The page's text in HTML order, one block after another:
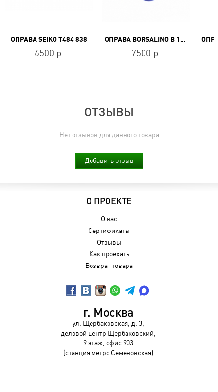
ОПРАВА SEIKO T484 838
6500 р.
ОПРАВА BORSALINO B 146 C2
7500 р.
ОТЗЫВЫ
Нет отзывов для данного товара
Добавить отзыв
О ПРОЕКТЕ
О нас
Сертификаты
Отзывы
Как проехать
Возврат товара
г. Москва
ул. Щербаковская, д. 3,
деловой центр Щербаковский,
9 этаж, офис 903
(станция метро Семеновская)